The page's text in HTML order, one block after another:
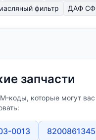
фильтр
ДАФ СФ
запчасти
коды, которые могут вас
0013 8200861345